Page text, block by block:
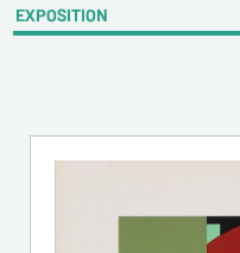
EXPOSITION